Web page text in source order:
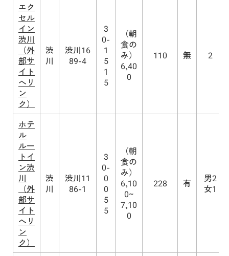
エク
セル
イン
渋川
（外
部サ
イト
へリ
ン
ク）
渋
川
渋川16
89-4
3
0-
1
5
1
5
（朝
食の
み）
6,40
0
110 無 2
ホテ
ル
ルー
トイ
ン渋
川
（外
部サ
イト
へリ
ン
ク）
渋
川
渋川11
86-1
3
0-
0
0
5
5
（朝
食の
み）
6,10
0~
7,10
0
228 有
男2
女1